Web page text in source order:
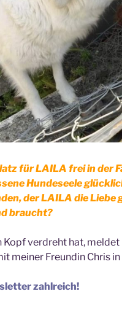
für LAILA frei in der
Hundeseele
der LAILA die Liebe
braucht?
Kopf verdreht hat,
meiner Freundin Chris
zahlreich!